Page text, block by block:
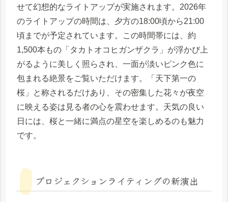
せて幻想的なライトアップが実施されます。2026年
のライトアップの時間は、夕方の18:00頃から21:00
頃までが予定されています。この時間帯には、約
1,500本もの「タカトオコヒガンザクラ」が浮かび上
がるように美しく照らされ、一面が淡いピンク色に
包まれる絶景をご覧いただけます。「天下第一の
桜」と称されるだけあり、その密集した花々が夜空
に映える姿は見る者の心を震わせます。天気の良い
日には、桜と一緒に満点の星空を楽しめるのも魅力
です。
プロジェクションライティングの新演出